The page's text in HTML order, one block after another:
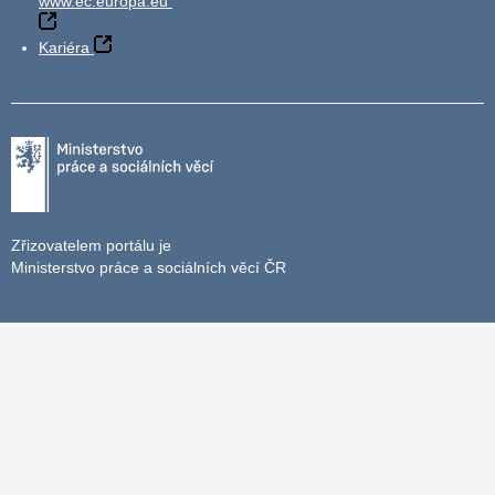
Kariéra
Zřizovatelem portálu je
Ministerstvo práce a sociálních věcí ČR